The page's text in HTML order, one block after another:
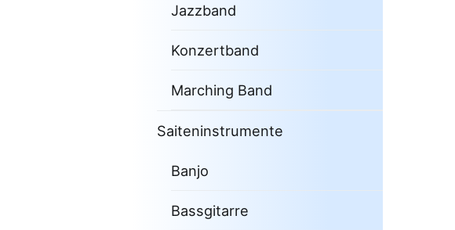
Jazzband
Konzertband
Marching Band
Saiteninstrumente
Banjo
Bassgitarre